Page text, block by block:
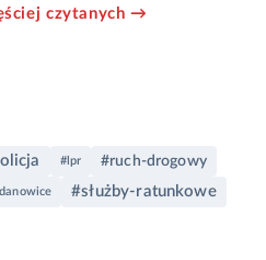
czytanych →
#lpr #ruch-drogowy
#służby-ratunkowe